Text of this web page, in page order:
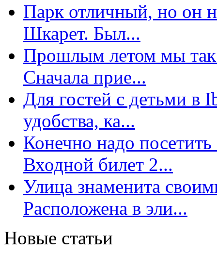
Парк отличный, но он
Шкарет. Был...
Прошлым летом мы так
Сначала прие...
Для гостей с детьми в
удобства, ка...
Конечно надо посетить
Входной билет 2...
Улица знаменита
Расположена в эли...
Новые статьи